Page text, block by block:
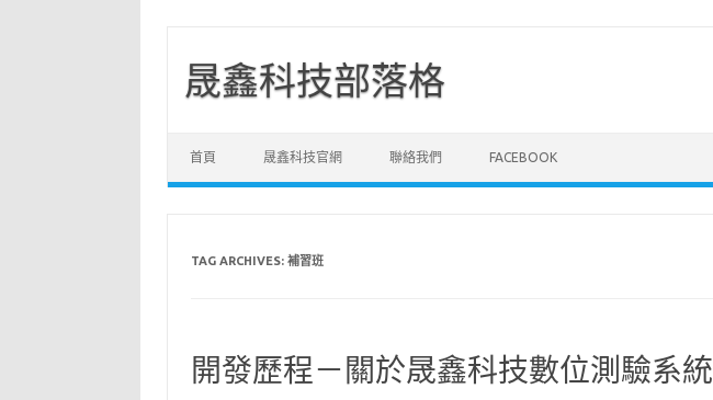
晟鑫科技部落格
首頁 晟鑫科技官網 聯絡我們 FACEBOOK
TAG ARCHIVES: 補習班
開發歷程－關於晟鑫科技數位測驗系統